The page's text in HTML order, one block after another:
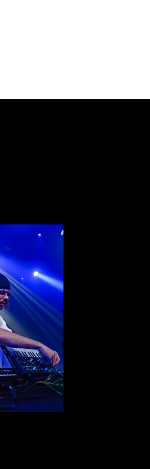
de leurs
à
ou Rock
!
en
Avec
il
et
de